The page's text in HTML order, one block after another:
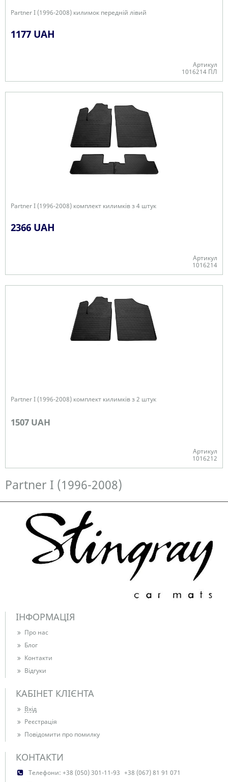
Partner I (1996-2008) килимок передній лівий
1177 UAH
Артикул
1016214 ПЛ
Partner I (1996-2008) комплект килимків з 4 штук
2366 UAH
Артикул
1016214
Partner I (1996-2008) комплект килимків з 2 штук
1507 UAH
Артикул
1016212
Partner I (1996-2008)
ІНФОРМАЦІЯ
Про нас
Блог
Контакти
Відгуки
КАБІНЕТ КЛІЄНТА
Вхід
Реєстрація
Повідомити про помилку
КОНТАКТИ
Телефони: +38 (050) 301-11-93 +38 (067) 81 91 071